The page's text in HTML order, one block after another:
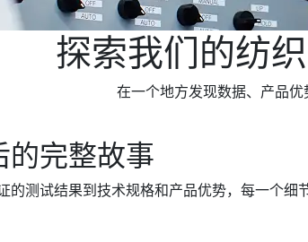
探索我们的纺
在一个地方发现数据、产品
的完整故事
测试结果到技术规格和产品优势，每一个细